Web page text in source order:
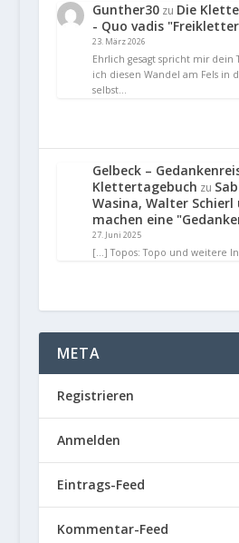
Gunther30zu Die
- Quo vadis
23. März 2026
Ehrlich gesagt spricht mir dein
ich diesen Wandel am Fels in
selbst…
Gelbeck –
Klettertagebuch zu
Wasina, Walter
machen eine
27. Juni 2025
[…] Topos: Topo und weitere
META
Registrieren
Anmelden
Eintrags-Feed
Kommentar-Feed